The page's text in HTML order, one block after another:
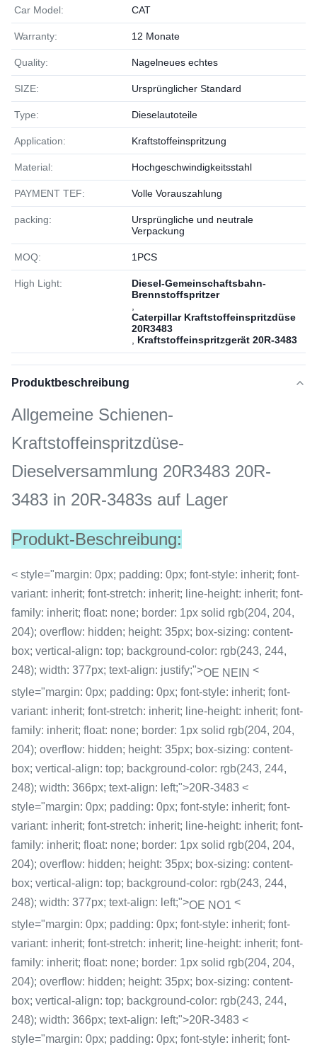
Car Model: CAT
Warranty: 12 Monate
Quality: Nagelneues echtes
SIZE: Ursprünglicher Standard
Type: Dieselautoteile
Application: Kraftstoffeinspritzung
Material: Hochgeschwindigkeitsstahl
PAYMENT TEF: Volle Vorauszahlung
packing:
Ursprüngliche und neutrale
Verpackung
MOQ: 1РСS
High Light:
Diesel-Gemeinschaftsbahn-
Brennstoffspritzer
Caterpillar Kraftstoffeinspritzdüse
20R3483
Kraftstoffeinspritzgerät 20R-3483
Produktbeschreibung
Allgemeine Schienen-
Kraftstoffeinspritzdüse-
Dieselversammlung 20R3483 20R-
3483 in 20R-3483s auf Lager
Produkt-Beschreibung:
< style="margin: 0px; padding: 0px; font-style: inherit; font-
variant: inherit; font-stretch: inherit; line-height: inherit; font-
family: inherit; float: none; border: 1px solid rgb(204, 204,
204); overflow: hidden; height: 35px; box-sizing: content-
box; vertical-align: top; background-color: rgb(243, 244,
248); width: 377px; text-align: justify;">OE NEIN <
style="margin: 0px; padding: 0px; font-style: inherit; font-
variant: inherit; font-stretch: inherit; line-height: inherit; font-
family: inherit; float: none; border: 1px solid rgb(204, 204,
204); overflow: hidden; height: 35px; box-sizing: content-
box; vertical-align: top; background-color: rgb(243, 244,
248); width: 366px; text-align: left;">20R-3483 <
style="margin: 0px; padding: 0px; font-style: inherit; font-
variant: inherit; font-stretch: inherit; line-height: inherit; font-
family: inherit; float: none; border: 1px solid rgb(204, 204,
204); overflow: hidden; height: 35px; box-sizing: content-
box; vertical-align: top; background-color: rgb(243, 244,
248); width: 377px; text-align: left;">OE NO1 <
style="margin: 0px; padding: 0px; font-style: inherit; font-
variant: inherit; font-stretch: inherit; line-height: inherit; font-
family: inherit; float: none; border: 1px solid rgb(204, 204,
204); overflow: hidden; height: 35px; box-sizing: content-
box; vertical-align: top; background-color: rgb(243, 244,
248); width: 366px; text-align: left;">20R-3483 <
style="margin: 0px; padding: 0px; font-style: inherit; font-